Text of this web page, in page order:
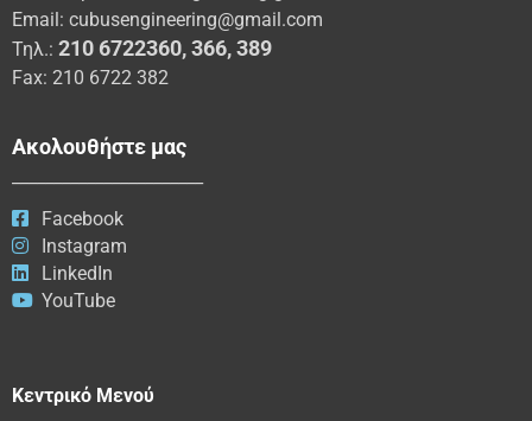
Email: cubusengineering@gmail.com
Τηλ.: 210 6722360,366,389
Fax: 210 6722 382
Ακολουθήστε μας
Facebook
Instagram
LinkedIn
YouTube
Κεντρικό Μενού